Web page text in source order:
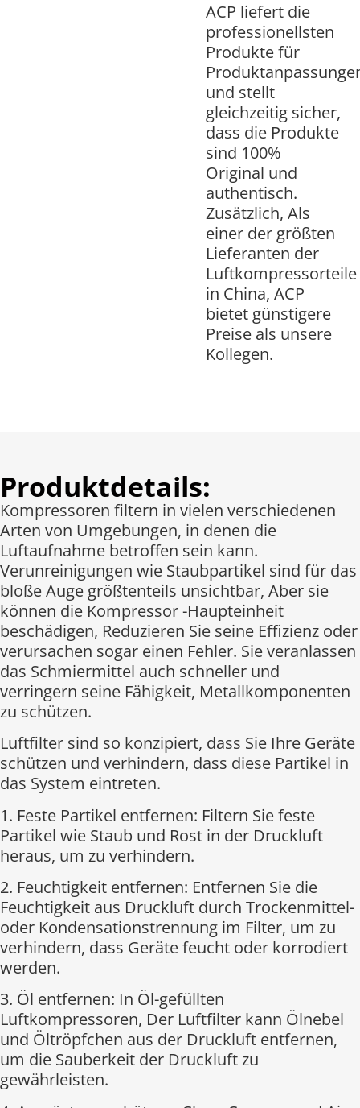
ACP liefert die
professionellsten
Produkte für
und stellt
gleichzeitig sicher,
dass die Produkte
sind 100%
Original und
authentisch.
Zusätzlich, Als
einer der größten
Lieferanten der
Luftkompressorteile
in China, ACP
bietet günstigere
Preise als unsere
Kollegen.
Produktdetails:
Kompressoren filtern in vielen verschiedenen
Arten von Umgebungen, in denen die
Luftaufnahme betroffen sein kann.
Verunreinigungen wie Staubpartikel sind für das
bloße Auge größtenteils unsichtbar, Aber sie
können die Kompressor -Haupteinheit
beschädigen, Reduzieren Sie seine Effizienz oder
verursachen sogar einen Fehler. Sie veranlassen
das Schmiermittel auch schneller und
verringern seine Fähigkeit, Metallkomponenten
zu schützen.
Luftfilter sind so konzipiert, dass Sie Ihre Geräte
schützen und verhindern, dass diese Partikel in
das System eintreten.
1. Feste Partikel entfernen: Filtern Sie feste
Partikel wie Staub und Rost in der Druckluft
heraus, um zu verhindern.
2. Feuchtigkeit entfernen: Entfernen Sie die
Feuchtigkeit aus Druckluft durch Trockenmittel-
oder Kondensationstrennung im Filter, um zu
verhindern, dass Geräte feucht oder korrodiert
werden.
3. Öl entfernen: In Öl-gefüllten
Luftkompressoren, Der Luftfilter kann Ölnebel
und Öltröpfchen aus der Druckluft entfernen,
um die Sauberkeit der Druckluft zu
gewährleisten.